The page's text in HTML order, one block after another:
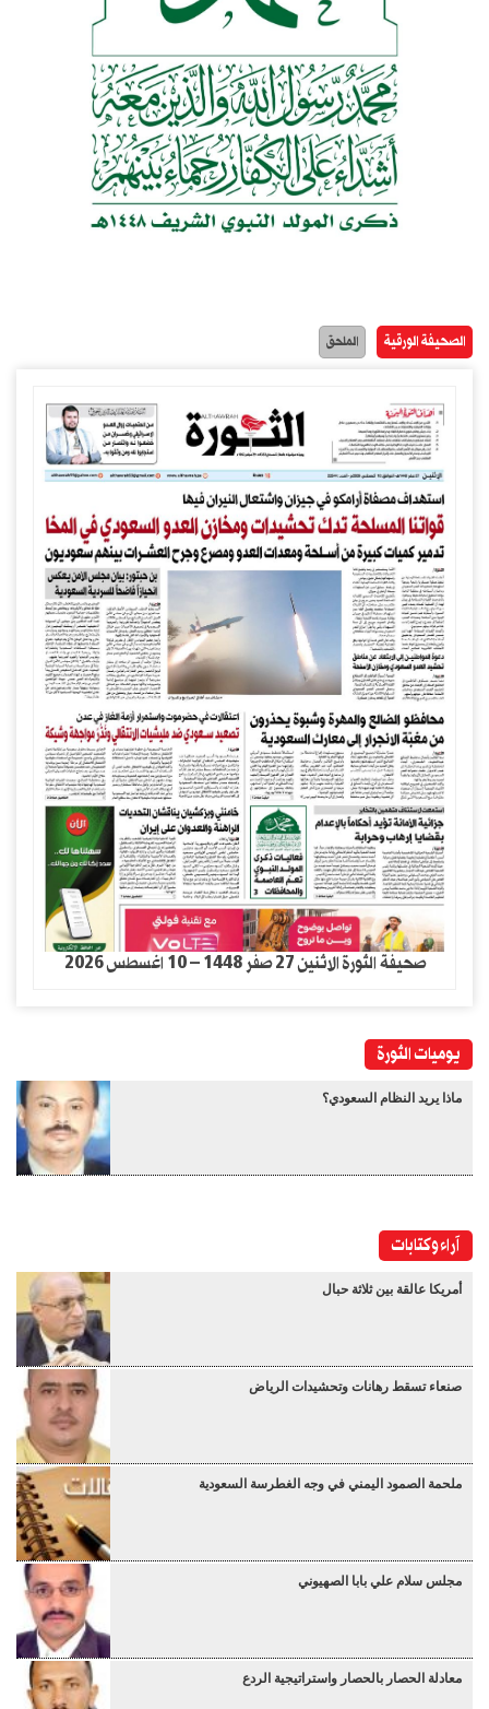
الصحيفة الورقية الملحق
صحيفة الثورة الاثنين 27 صفر 1448 – 10 اغسطس 2026
يوميات الثورة
ماذا يريد النظام السعودي؟
آراء وكتابات
أمريكا عالقة بين ثلاثة حبال
صنعاء تسقط رهانات وتحشيدات الرياض
ملحمة الصمود اليمني في وجه الغطرسة السعودية
مجلس سلام علي بابا الصهيوني
معادلة الحصار بالحصار واستراتيجية الردع